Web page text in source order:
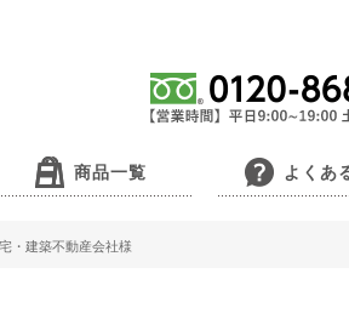
商品一覧 よくあ
・建築不動産会社様